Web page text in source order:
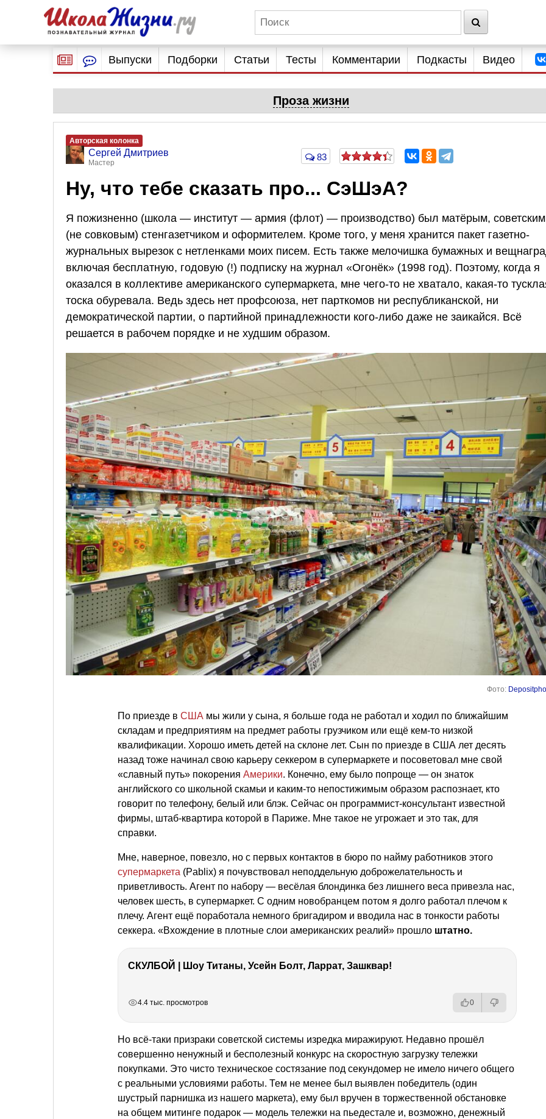
Выпуски Подборки Статьи Тесты Комментарии Подкасты Видео
Проза жизни
Авторская колонка
Сергей Дмитриев
Мастер
83
Ну, что тебе сказать про... СэШэА?
Я пожизненно (школа — институт — армия (флот) — производство) был матёрым, советским
(не совковым) стенгазетчиком и оформителем. Кроме того, у меня хранится пакет газетно-
журнальных вырезок с нетленками моих писем. Есть также мелочишка бумажных и
включая бесплатную, годовую (!) подписку на журнал «Огонёк» (1998 год). Поэтому, когда я
оказался в коллективе американского супермаркета, мне чего-то не хватало, какая-то
тоска обуревала. Ведь здесь нет профсоюза, нет парткомов ни республиканской, ни
демократической партии, о партийной принадлежности кого-либо даже не заикайся. Всё
решается в рабочем порядке и не худшим образом.
Фото:
По приезде в США мы жили у сына, я больше года не работал и ходил по ближайшим
складам и предприятиям на предмет работы грузчиком или ещё кем-то низкой
квалификации. Хорошо иметь детей на склоне лет. Сын по приезде в США лет десять
назад тоже начинал свою карьеру секкером в супермаркете и посоветовал мне свой
«славный путь» покорения Америки. Конечно, ему было попроще — он знаток
английского со школьной скамьи и каким-то непостижимым образом распознает, кто
говорит по телефону, белый или блэк. Сейчас он программист-консультант известной
фирмы, штаб-квартира которой в Париже. Мне такое не угрожает и это так, для
справки.
Мне, наверное, повезло, но с первых контактов в бюро по найму работников этого
супермаркета (Pablix) я почувствовал неподдельную доброжелательность и
приветливость. Агент по набору — весёлая блондинка без лишнего веса привезла нас,
человек шесть, в супермаркет. С одним новобранцем потом я долго работал плечом к
плечу. Агент ещё поработала немного бригадиром и вводила нас в тонкости работы
секкера. «Вхождение в плотные слои американских реалий» прошло штатно.
СКУЛБОЙ | Шоу Титаны, Усейн Болт, Ларрат, Зашквар!
4.4 тыс. просмотров 0
Но всё-таки призраки советской системы изредка миражируют. Недавно прошёл
совершенно ненужный и бесполезный конкурс на скоростную загрузку тележки
покупками. Это чисто техническое состязание под секундомер не имело ничего общего
с реальными условиями работы. Тем не менее был выявлен победитель (один
шустрый парнишка из нашего маркета), ему был вручен в торжественной обстановке
на общем митинге подарок — модель тележки на пьедестале и, возможно, денежный